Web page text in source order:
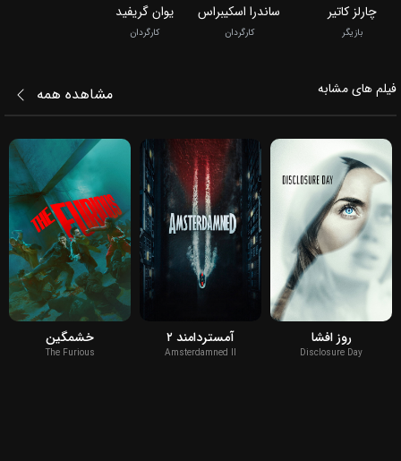
چارلز کاتیر
بازیگر
ساندرا اسکیبراس
کارگردان
یوان گریفید
کارگردان
فیلم‌ های مشابه مشاهده همه
2026
روز افشا
Disclosure Day
آمستردامند ۲
Amsterdamned II
2026
خشمگین
The Furious